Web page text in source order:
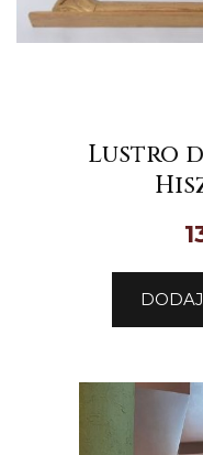
Lustro